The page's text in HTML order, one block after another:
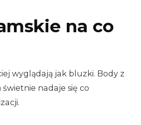
na co
wyglądają jak bluzki. Body z
nadaje się co